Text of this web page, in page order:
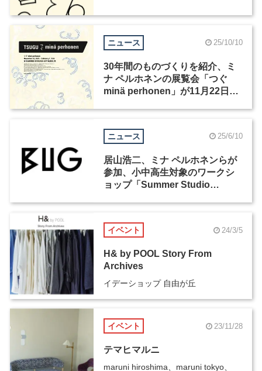
ニュース 25/10/10
30年間のものづくりを紹介、ミ
ナ ペルホネンの展覧会「つぐ
minä perhonen」が11月22日か
ニュース 25/6/10
居山浩二、ミナ ペルホネンらが
参加、小中高生対象のワークシ
ョップ「Summer Studio
イベント 24/3/5
H& by POOL Story From
Archives
イデーショップ 自由が丘
イベント 23/11/28
テマヒマルニ
maruni hiroshima、maruni tokyo、